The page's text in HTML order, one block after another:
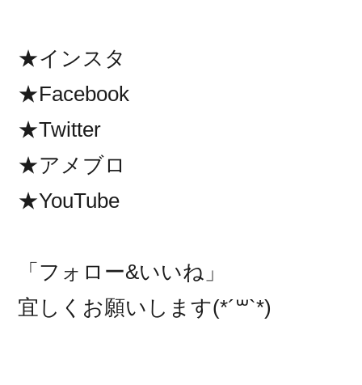
★インスタ
★Facebook
★Twitter
★アメブロ
★YouTube
「フォロー&いいね」
宜しくお願いします(*´꒳`*)